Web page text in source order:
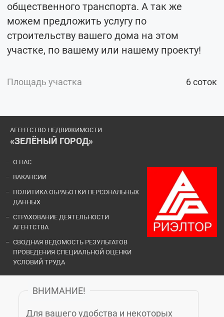
общественного транспорта. А так же
можем предложить услугу по
строительству вашего дома на этом
участке, по вашему или нашему проекту!
Площадь участка 6 соток
АГЕНТСТВО НЕДВИЖИМОСТИ
«ЗЕЛЁНЫЙ ГОРОД»
О НАС
ВАКАНСИИ
ПОЛИТИКА ОБРАБОТКИ ПЕРСОНАЛЬНЫХ
ДАННЫХ
СТРАХОВАНИЕ ДЕЯТЕЛЬНОСТИ
АГЕНТСТВА
СВОДНАЯ ВЕДОМОСТЬ РЕЗУЛЬТАТОВ
ПРОВЕДЕНИЯ СПЕЦИАЛЬНОЙ ОЦЕНКИ
УСЛОВИЙ ТРУДА
«ЗЕЛЁНЫЙ ГОРОД»
ВНИМАНИЕ!
Для вашего удобства и некоторых